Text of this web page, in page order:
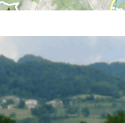
km di
le
si